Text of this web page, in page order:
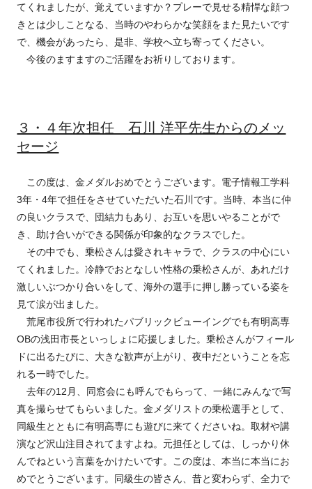
てくれましたが、覚えていますか？プレーで見せる精悍な顔つ
きとは少しことなる、当時のやわらかな笑顔をまた見たいです
で、機会があったら、是非、学校へ立ち寄ってください。
今後のますますのご活躍をお祈りしております。
３・４年次担任 石川 洋平先生からのメッ
セージ
この度は、金メダルおめでとうございます。電子情報工学科
3年・4年で担任をさせていただいた石川です。当時、本当に仲
の良いクラスで、団結力もあり、お互いを思いやることがで
き、助け合いができる関係が印象的なクラスでした。
その中でも、乗松さんは愛されキャラで、クラスの中心にい
てくれました。冷静でおとなしい性格の乗松さんが、あれだけ
激しいぶつかり合いをして、海外の選手に押し勝っている姿を
見て涙が出ました。
荒尾市役所で行われたパブリックビューイングでも有明高専
OBの浅田市長といっしょに応援しました。乗松さんがフィール
ドに出るたびに、大きな歓声が上がり、夜中だということを忘
れる一時でした。
去年の12月、同窓会にも呼んでもらって、一緒にみんなで写
真を撮らせてもらいました。金メダリストの乗松選手として、
同級生とともに有明高専にも遊びに来てくださいね。取材や講
演など沢山注目されてますよね。元担任としては、しっかり休
んでねという言葉をかけたいです。この度は、本当に本当にお
めでとうございます。同級生の皆さん、昔と変わらず、全力で